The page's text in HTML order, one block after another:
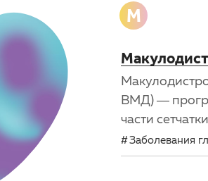
М
ВМД) —
части
Заболевания